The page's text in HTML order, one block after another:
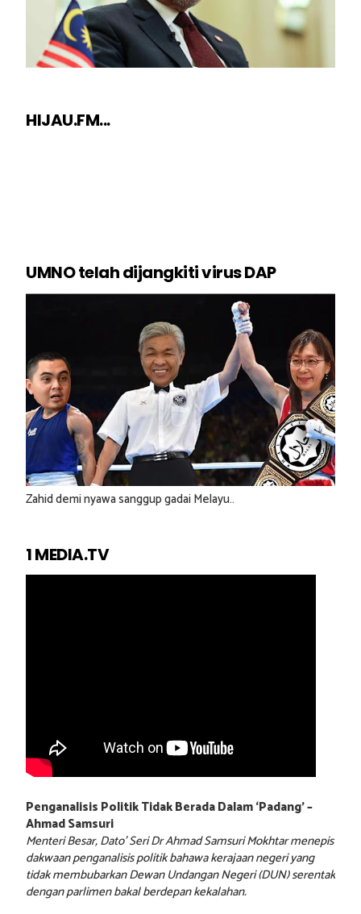
HIJAU.FM...
UMNO telah dijangkiti virus DAP
Zahid demi nyawa sanggup gadai Melayu..
1 MEDIA.TV
Penganalisis Politik Tidak Berada Dalam ‘Padang’ –
Ahmad Samsuri
Menteri Besar, Dato’ Seri Dr Ahmad Samsuri Mokhtar menepis
dakwaan penganalisis politik bahawa kerajaan negeri yang
tidak membubarkan Dewan Undangan Negeri (DUN) serentak
dengan parlimen bakal berdepan kekalahan.